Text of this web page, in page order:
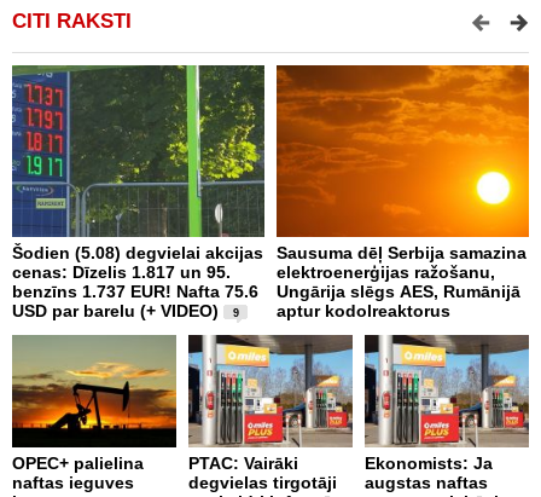
CITI RAKSTI
Šodien (5.08) degvielai akcijas
cenas: Dīzelis 1.817 un 95.
benzīns 1.737 EUR! Nafta 75.6
USD par barelu (+ VIDEO)
9
Sausuma dēļ Serbija samazina
elektroenerģijas ražošanu,
Ungārija slēgs AES, Rumānijā
aptur kodolreaktorus
OPEC+ palielina
naftas ieguves
PTAC: Vairāki
degvielas tirgotāji
Ekonomists: Ja
augstas naftas